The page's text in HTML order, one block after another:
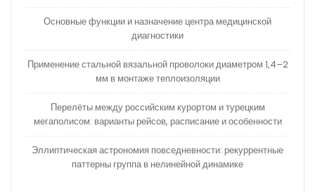
Основные функции и назначение центра медицинской
диагностики
Применение стальной вязальной проволоки диаметром 1,4–2
мм в монтаже теплоизоляции
Перелёты между российским курортом и турецким
мегаполисом: варианты рейсов, расписание и особенности
Эллиптическая астрономия повседневности: рекуррентные
паттерны группа в нелинейной динамике